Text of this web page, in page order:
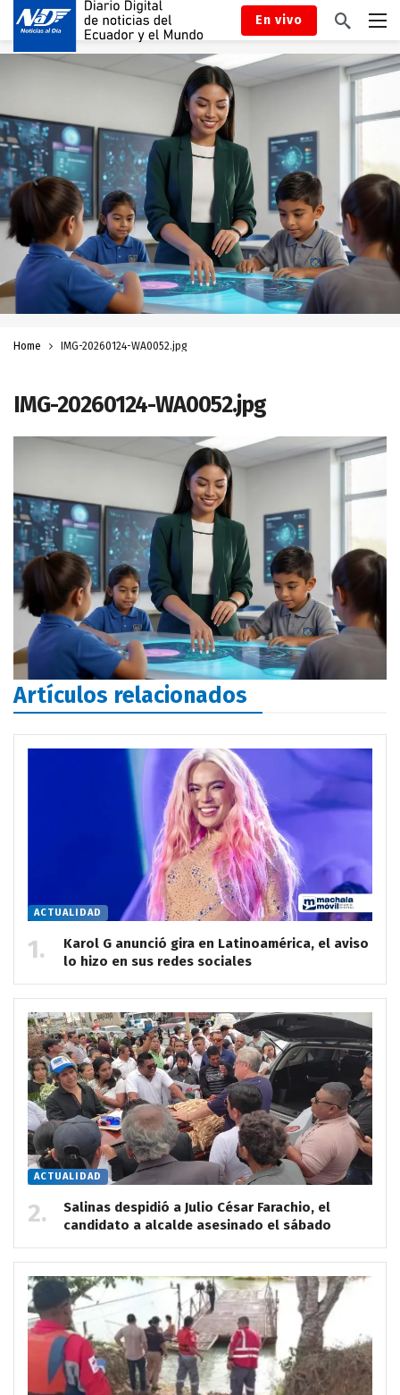
En vivo
Home IMG-20260124-WA0052.jpg
IMG-20260124-WA0052.jpg
Artículos relacionados
ACTUALIDAD
Karol G anunció gira en Latinoamérica, el aviso
lo hizo en sus redes sociales
ACTUALIDAD
Salinas despidió a Julio César Farachio, el
candidato a alcalde asesinado el sábado